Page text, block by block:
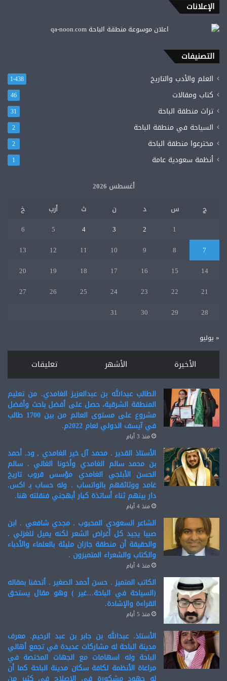
تحسين
كفاءة
الإنفاق
توطين
التصنيع
الإعلانات
التصنيفات
العلم والأدب والتاريخ 1٬438
كتاب ومقالات 46
تراث منطقة الباحة 31
السياحة في منطقة الباحة 2
مخترعوا منطقة الباحة 2
أنظمة سعودية عامة 1
أغسطس 2026
ج
س د ن ث أرب
خ
1
2
3
4
5
6
7
8
9
10
11
12
13
14
15
16
17
18
19
20
21
22
23
24
25
26
27
28
29
30
31
« يوليو
الأخيرة الأشهر تعليقات
الطالب عبدالله بن عبدالعزيز الغامدي. من تعليم
المنطقة الشرقية، حصل على أفضل باحث وأفضل
مشروع على مستوى العالم من بين 1700 طالب
في آيسف الدولي لعام 2022م.
منذ 3 أيام
الأستاذ القدير . محمد آل خير الغامدي , ود. أحمد
بن محمد سالم الغامدي وأخونا الغالي . سالم
الحسن الأبلجي الغامدي مؤسس قروب تاريخ
غامد ووثائقهم بالواتساب . وله حساب بـ اكس.
دار بينهم ثناء أساتذة كبار أبهجني فنقلته هنا.
منذ 4 أيام
الشاعر السعودي المحبوب . مجدي شافعي . ابن
صبيا يجيد كل أغراض الشعر لكنه يميل للغزلي .
والحقيقة أن منطقة جازان مليئة بالعلماء والأدباء
والكتاب والشعراء المتميزون .
منذ 4 أيام
الكاتب المتميز . حسن أحمد الصغير . أتحفنا بمقاله
(السياحة في الباحة…غير ) وهو مقال يستحق
القراءة والإشادة.
منذ 5 أيام
الأستاذ. عبدالله بن جابر بن عبد الرحيم. معرف
مدينة الباحة له مشاركات عديدة في تجمع أهالي
الباحة وله اسهامات مع الجهات المختصة في
مراعاة الأنظمة لكافة سكان مدينة الباحة كما أن